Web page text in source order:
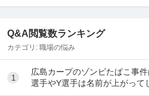
Q&A閲覧数ランキング
カテゴリ: 職場の悩み
1
広島カープのゾンビたばこ事
選手やY選手は名前が上がって